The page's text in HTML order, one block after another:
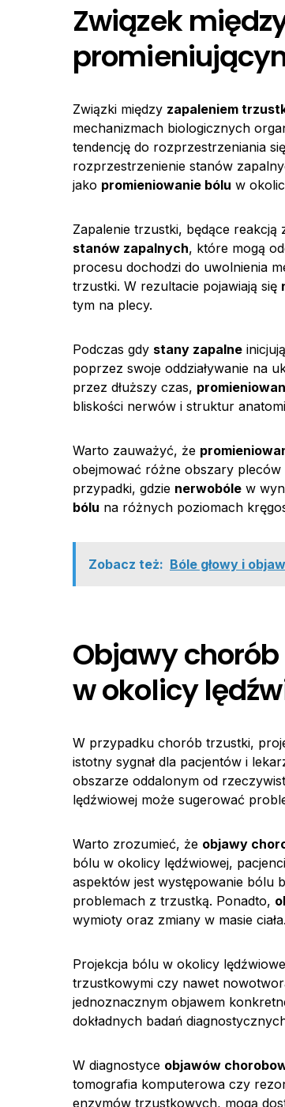
Związek
Związki między zapaleniem
mechanizmach biologicznych
tendencję do rozprzestrzeniania
rozprzestrzenienie stanów
jako promieniowanie bólu w
Zapalenie trzustki, będące reakcją
stanów zapalnych, które mogą
procesu dochodzi do uwolnienia
trzustki. W rezultacie pojawiają się
tym na plecy.
Podczas gdy stany zapalne
poprzez swoje oddziaływanie na
przez dłuższy czas,
bliskości nerwów i struktur
Warto zauważyć, że
obejmować różne obszary
przypadki, gdzie nerwobóle w
bólu na różnych poziomach
Zobacz też: Bóle głowy i
Objawy
w okolicy
W przypadku chorób trzustki,
istotny sygnał dla pacjentów i
obszarze oddalonym od
lędźwiowej może sugerować
Warto zrozumieć, że objawy
bólu w okolicy lędźwiowej,
aspektów jest występowanie bólu
problemach z trzustką. Ponadto,
wymioty oraz zmiany w masie ciała.
Projekcja bólu w okolicy
trzustkowymi czy nawet
jednoznacznym objawem
dokładnych badań
W diagnostyce objawów
tomografia komputerowa czy
enzymów trzustkowych, mogą